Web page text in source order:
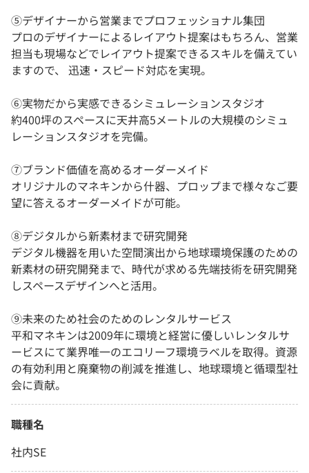
⑤デザイナーから営業までプロフェッショナル集団
プロのデザイナーによるレイアウト提案はもちろん、営業
担当も現場などでレイアウト提案できるスキルを備えてい
ますので、 迅速・スピード対応を実現。
⑥実物だから実感できるシミュレーションスタジオ
約400坪のスペースに天井高5メートルの大規模のシミュ
レーションスタジオを完備。
⑦ブランド価値を高めるオーダーメイド
オリジナルのマネキンから什器、プロップまで様々なご要
望に答えるオーダーメイドが可能。
⑧デジタルから新素材まで研究開発
デジタル機器を用いた空間演出から地球環境保護のための
新素材の研究開発まで、時代が求める先端技術を研究開発
しスペースデザインへと活用。
⑨未来のため社会のためのレンタルサービス
平和マネキンは2009年に環境と経営に優しいレンタルサ
ービスにて業界唯一のエコリーフ環境ラベルを取得。資源
の有効利用と廃棄物の削減を推進し、地球環境と循環型社
会に貢献。
職種名
社内SE